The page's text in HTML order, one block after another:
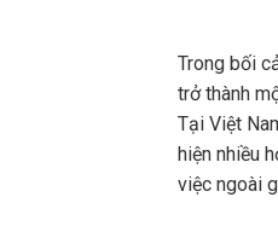
Trong bối
trở thành
Tại Việt
hiện nhiều
việc ngoài